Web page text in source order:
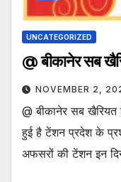
UNCATEGORIZED
@ बीकानेर सब
NOVEMBER 2,
@ बीकानेर सब
हुई है टेंशन प्रदेश के
अफसरों की टेंशन इन